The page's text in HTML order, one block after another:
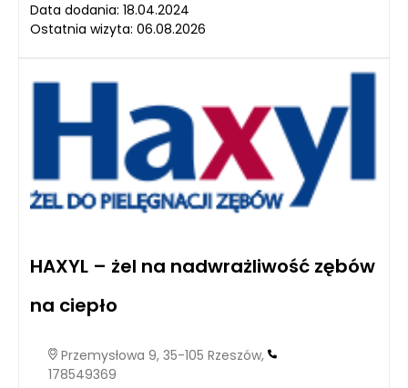
Data dodania: 18.04.2024
Ostatnia wizyta: 06.08.2026
HAXYL – żel na nadwrażliwość zębów
na ciepło
Przemysłowa 9, 35-105 Rzeszów,
178549369